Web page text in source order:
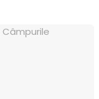
Câmpurile